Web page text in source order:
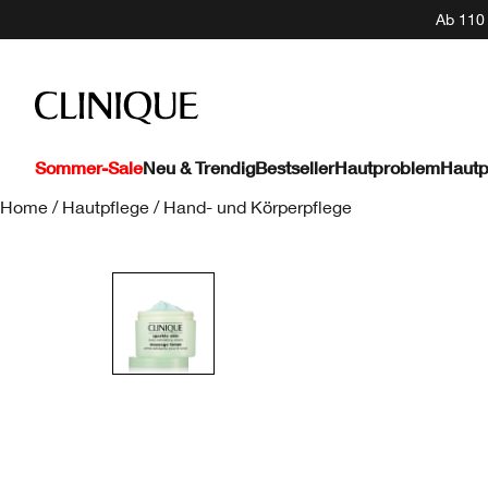
Ab
Sommer-SaleNeu & TrendigBestsellerHautproblem
Home / Hautpflege / Hand- und Körperpflege